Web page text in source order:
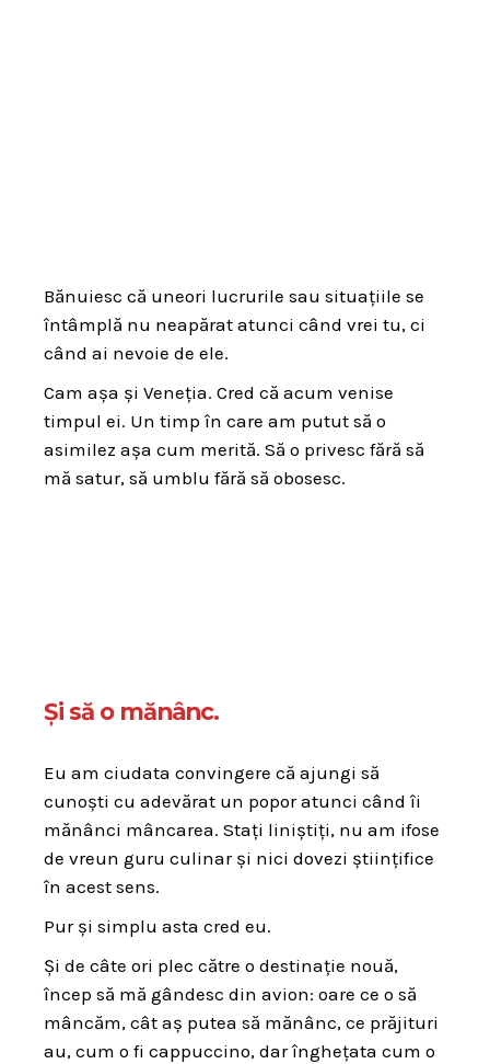
Bănuiesc că uneori lucrurile sau situațiile se
întâmplă nu neapărat atunci când vrei tu, ci
când ai nevoie de ele.
Cam așa și Veneția. Cred că acum venise
timpul ei. Un timp în care am putut să o
asimilez așa cum merită. Să o privesc fără să
mă satur, să umblu fără să obosesc.
Și să o mănânc.
Eu am ciudata convingere că ajungi să
cunoști cu adevărat un popor atunci când îi
mănânci mâncarea. Stați liniștiți, nu am ifose
de vreun guru culinar și nici dovezi științifice
în acest sens.
Pur și simplu asta cred eu.
Și de câte ori plec către o destinație nouă,
încep să mă gândesc din avion: oare ce o să
mâncăm, cât aș putea să mănânc, ce prăjituri
au, cum o fi cappuccino, dar înghețata cum o